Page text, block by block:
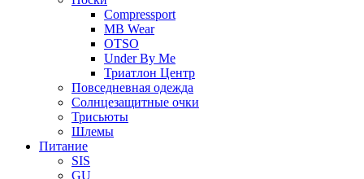
Compressport
MB Wear
OTSO
Under By Me
Триатлон Центр
Повседневная одежда
Солнцезащитные очки
Трисьюты
Шлемы
Питание
SIS
GU